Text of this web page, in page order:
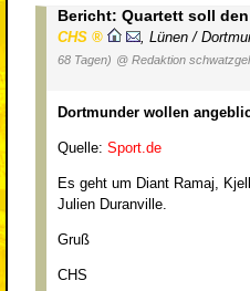
Bericht: Quartett soll
CHS Lünen /
68 Tagen) @ Redaktion
Dortmunder wollen
Quelle: Sport.de
Es geht um Diant Ramaj,
Julien Duranville.
Gruß
CHS